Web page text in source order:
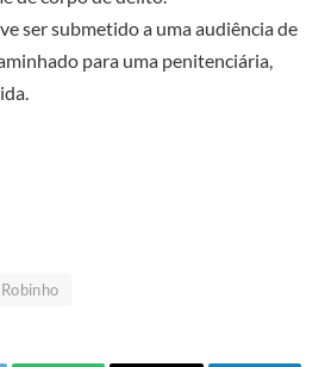
ser submetido a uma audiência de
para uma penitenciária,
Robinho